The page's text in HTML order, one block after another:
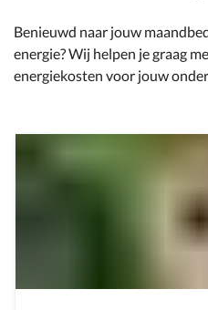
Benieuwd naar jouw
energie? Wij helpen je graag
energiekosten voor jouw